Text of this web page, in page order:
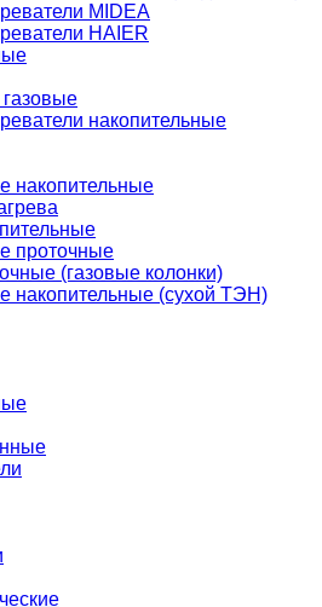
MIDEA
HAIER
газовые
накопительные
накопительные
проточные
(газовые колонки)
накопительные (сухой ТЭН)